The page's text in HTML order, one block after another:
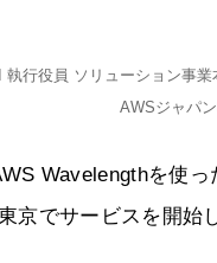
執行役員 ソリューション事
AWSジャパ
Wavelengthを使
京でサービスを開始